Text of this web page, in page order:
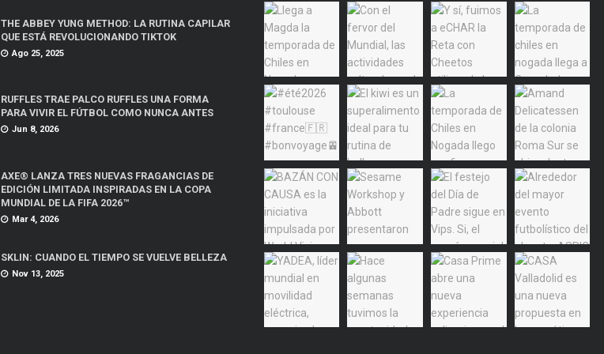
THE ABBEY YUNG METHOD: LA RUTINA CAPILAR
QUE ESTÁ REVOLUCIONANDO TIKTOK
Ago 25, 2025
RUFFLES TRAE PALCO RUFFLES UNA FORMA
PARA VIVIR EL FÚTBOL COMO NUNCA ANTES
Jun 8, 2026
AXE® LANZA TRES NUEVAS FRAGANCIAS DE
EDICIÓN LIMITADA INSPIRADAS EN LA COPA
MUNDIAL DE LA FIFA 2026™
Mar 4, 2026
SKLIN: CUANDO EL TIEMPO SE VUELVE BELLEZA
Nov 13, 2025